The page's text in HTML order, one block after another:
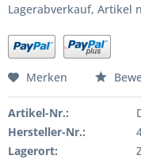
Lagerabverkauf, Artikel
Merken
Artikel-Nr.:
Hersteller-Nr.:
Lagerort: